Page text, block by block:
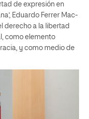
de expresión en
Eduardo Ferrer Mac-
derecho a la libertad
como elemento
y como medio de